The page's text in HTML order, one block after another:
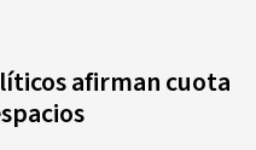
afirman cuota